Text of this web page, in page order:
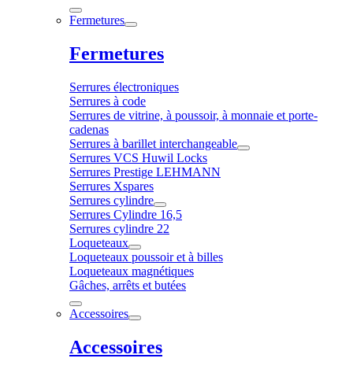
Fermetures
Fermetures
Serrures électroniques
Serrures à code
Serrures de vitrine, à poussoir, à monnaie et porte-
cadenas
Serrures à barillet interchangeable
Serrures VCS Huwil Locks
Serrures Prestige LEHMANN
Serrures Xspares
Serrures cylindre
Serrures Cylindre 16,5
Serrures cylindre 22
Loqueteaux
Loqueteaux poussoir et à billes
Loqueteaux magnétiques
Gâches, arrêts et butées
Accessoires
Accessoires